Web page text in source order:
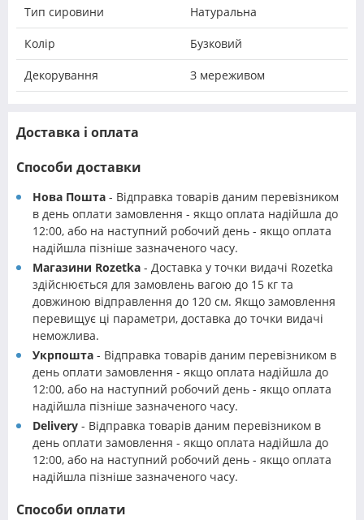
Тип сировини Натуральна
Колір Бузковий
Декорування З мереживом
Доставка і оплата
Способи доставки
Нова Пошта - Відправка товарів даним перевізником
в день оплати замовлення - якщо оплата надійшла до
12:00, або на наступний робочий день - якщо оплата
надійшла пізніше зазначеного часу.
Магазини Rozetka - Доставка у точки видачі Rozetka
здійснюється для замовлень вагою до 15 кг та
довжиною відправлення до 120 см. Якщо замовлення
перевищує ці параметри, доставка до точки видачі
неможлива.
Укрпошта - Відправка товарів даним перевізником в
день оплати замовлення - якщо оплата надійшла до
12:00, або на наступний робочий день - якщо оплата
надійшла пізніше зазначеного часу.
Delivery - Відправка товарів даним перевізником в
день оплати замовлення - якщо оплата надійшла до
12:00, або на наступний робочий день - якщо оплата
надійшла пізніше зазначеного часу.
Способи оплати